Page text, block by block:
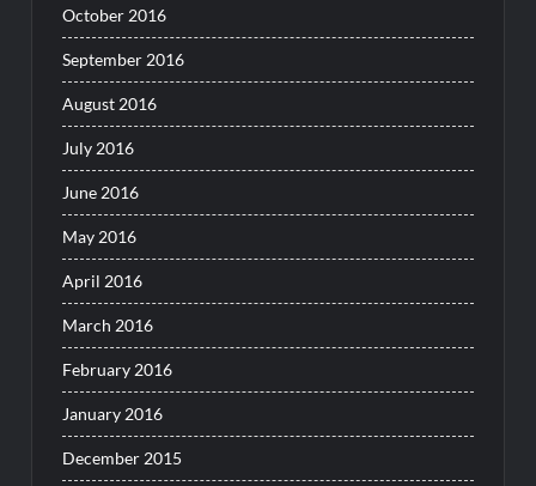
October 2016
September 2016
August 2016
July 2016
June 2016
May 2016
April 2016
March 2016
February 2016
January 2016
December 2015